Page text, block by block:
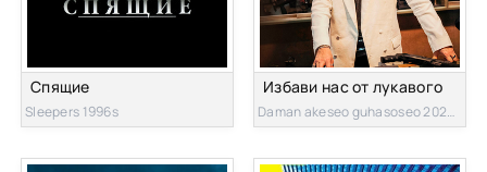
Спящие
Sleepers 1996s
Избави нас от лукавого
Daman akeseo guhasoseo 2020s